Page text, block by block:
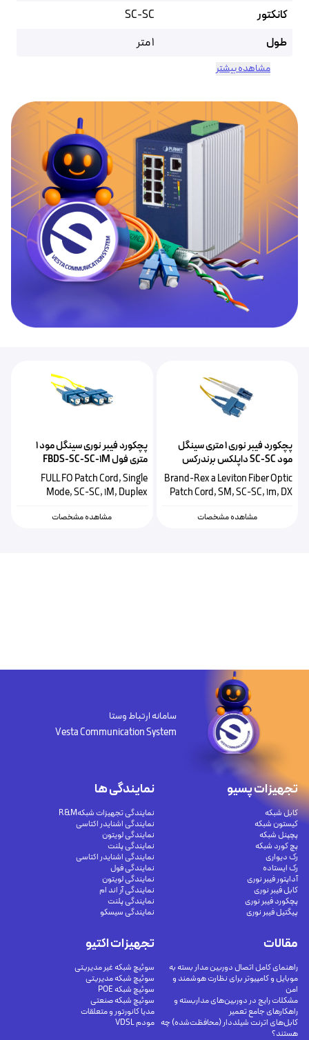
کانکتور
SC-SC
طول
1 متر
مشاهده بیشتر
پچکورد فیبر نوری ۱ متری سینگل
مود SC-SC داپلکس برندرکس
لویتون HOPSC008010SC201
Brand-Rex a Leviton Fiber Optic
Patch Cord, SM, SC-SC, 1m, DX
مشاهده مشخصات
پچکورد فیبر نوری سینگل مود ۱
متری فول FBDS-SC-SC-1M
FULL FO Patch Cord, Single
Mode, SC-SC, 1M, Duplex
مشاهده مشخصات
سامانه ارتباط وستا
Vesta Communication System
تجهیزات پسیو
کابل شبکه
کیستون شبکه
پچپنل شبکه
پچ کورد شبکه
رک دیواری
رک ایستاده
آداپتور فیبر نوری
کابل فیبر نوری
پچکورد فیبر نوری
پیگتیل فیبر نوری
تجهیزات اکتیو
سوئیچ شبکه غیر مدیریتی
سوئیچ شبکه مدیریتی
سوئیچ شبکه POE
سوئیچ شبکه صنعتی
مدیا کانورتور و متعلقات
مودم VDSL
نمایندگی ها
نمایندگی تجهیزات شبکهR&M
نمایندگی اشنایدر اکتاسی
نمایندگی لویتون
نمایندگی پلنت
نمایندگی اشنایدر اکتاسی
نمایندگی فول
نمایندگی لویتون
نمایندگی آر اند ام
نمایندگی پلنت
نمایندگی سیسکو
مقالات
راهنمای کامل اتصال دوربین مدار بسته به
موبایل و کامپیوتر برای نظارت هوشمند و
امن
مشکلات رایج در دوربین‌های مداربسته و
راهکارهای جامع تعمیر
کابل‌های اترنت شیلددار (محافظت‌شده) چه
هستند؟